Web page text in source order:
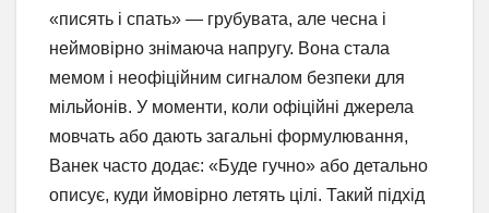
«писять і спать» — грубувата, але чесна і
неймовірно знімаюча напругу. Вона стала
мемом і неофіційним сигналом безпеки для
мільйонів. У моменти, коли офіційні джерела
мовчать або дають загальні формулювання,
Ванек часто додає: «Буде гучно» або детально
описує, куди ймовірно летять цілі. Такий підхід